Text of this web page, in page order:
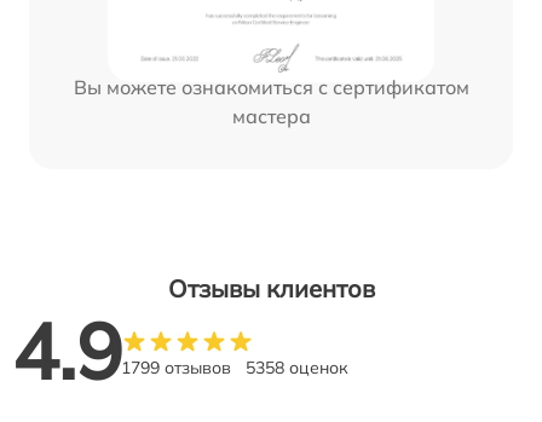
Вы можете ознакомиться с сертификатом
мастера
Отзывы клиентов
4.91799 отзывов 5358 оценок